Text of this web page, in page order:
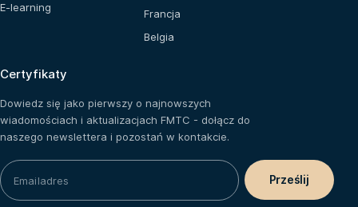
E-learning
Francja
Belgia
Certyfikaty
Dowiedz się jako pierwszy o najnowszych
wiadomościach i aktualizacjach FMTC - dołącz do
naszego newslettera i pozostań w kontakcie.